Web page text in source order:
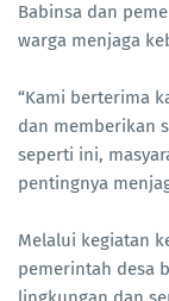
Babinsa dan
warga menjaga
“Kami berterima
dan memberikan
seperti ini,
pentingnya
Melalui kegiatan
pemerintah desa